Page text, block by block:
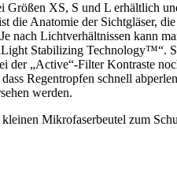
Größen XS, S und L erhältlich
die Anatomie der Sichtgläser,
nach Lichtverhältnissen kann
Stabilizing Technology™“.
„Active“-Filter Kontraste
Regentropfen schnell
werden.
Mikrofaserbeutel zum